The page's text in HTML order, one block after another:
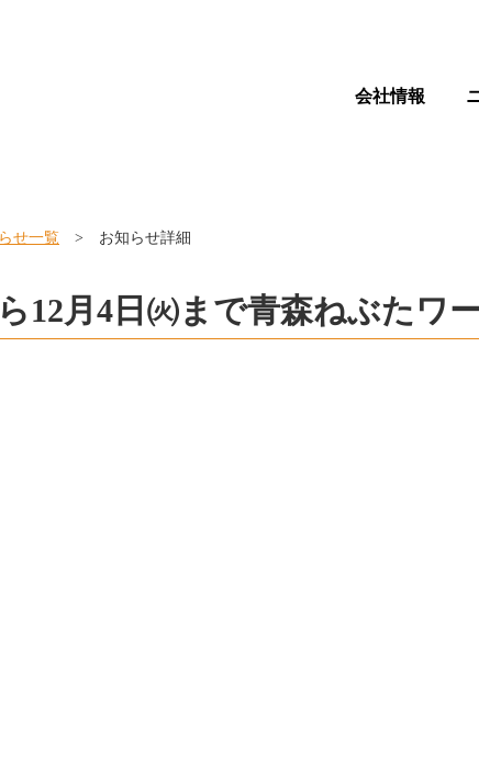
会社情報
せ一覧 > お知らせ詳細
12月4日㈫まで青森ねぶたワ